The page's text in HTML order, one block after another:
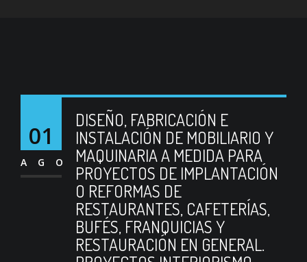
01
AGO
DISEÑO, FABRICACIÓN E
INSTALACIÓN DE MOBILIARIO Y
MAQUINARIA A MEDIDA PARA
PROYECTOS DE IMPLANTACIÓN
O REFORMAS DE
RESTAURANTES, CAFETERÍAS,
BUFÉS, FRANQUICIAS Y
RESTAURACIÓN EN GENERAL.